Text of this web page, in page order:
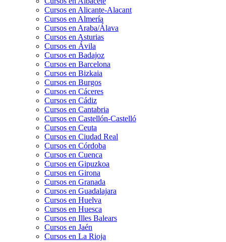
Cursos en Alicante-Alacant
Cursos en Almería
Cursos en Araba/Álava
Cursos en Asturias
Cursos en Ávila
Cursos en Badajoz
Cursos en Barcelona
Cursos en Bizkaia
Cursos en Burgos
Cursos en Cáceres
Cursos en Cádiz
Cursos en Cantabria
Cursos en Castellón-Castelló
Cursos en Ceuta
Cursos en Ciudad Real
Cursos en Córdoba
Cursos en Cuenca
Cursos en Gipuzkoa
Cursos en Girona
Cursos en Granada
Cursos en Guadalajara
Cursos en Huelva
Cursos en Huesca
Cursos en Illes Balears
Cursos en Jaén
Cursos en La Rioja